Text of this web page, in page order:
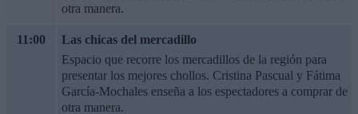
otra manera.
11:00
Las chicas del mercadillo
Espacio que recorre los mercadillos de la región para
presentar los mejores chollos. Cristina Pascual y Fátima
García-Mochales enseña a los espectadores a comprar de
otra manera.